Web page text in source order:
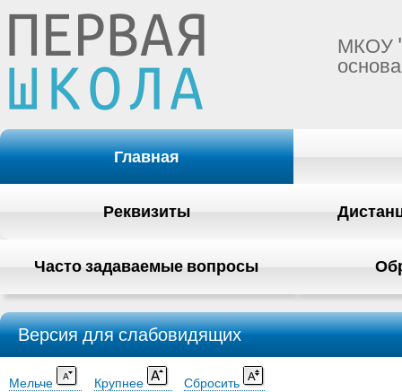
МКОУ
Главная
Реквизиты
Часто задаваемые вопросы
Версия для слабовидящих
Мельче Крупнее
Сбросить